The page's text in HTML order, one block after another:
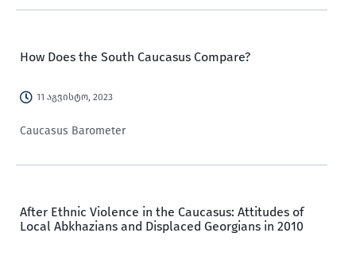
How Does the South Caucasus Compare?
11 აგვისტო, 2023
Caucasus Barometer
After Ethnic Violence in the Caucasus: Attitudes of
Local Abkhazians and Displaced Georgians in 2010